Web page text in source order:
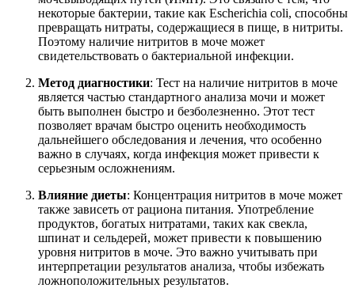
некоторые бактерии, такие как Escherichia coli, способны
превращать нитраты, содержащиеся в пище, в нитриты.
Поэтому наличие нитритов в моче может
свидетельствовать о бактериальной инфекции.
Метод диагностики: Тест на наличие нитритов в моче
является частью стандартного анализа мочи и может
быть выполнен быстро и безболезненно. Этот тест
позволяет врачам быстро оценить необходимость
дальнейшего обследования и лечения, что особенно
важно в случаях, когда инфекция может привести к
серьезным осложнениям.
Влияние диеты: Концентрация нитритов в моче может
также зависеть от рациона питания. Употребление
продуктов, богатых нитратами, таких как свекла,
шпинат и сельдерей, может привести к повышению
уровня нитритов в моче. Это важно учитывать при
интерпретации результатов анализа, чтобы избежать
ложноположительных результатов.